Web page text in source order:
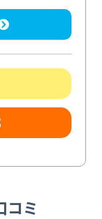
コミ